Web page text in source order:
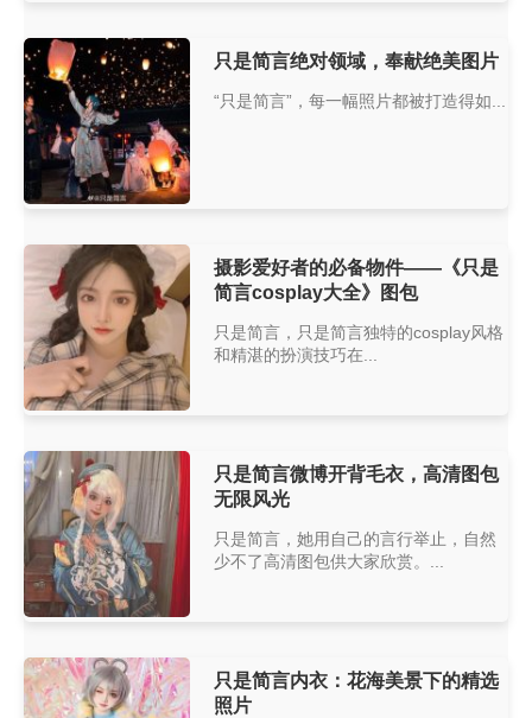
只是简言绝对领域，奉献绝美图片
“只是简言”，每一幅照片都被打造得如...
摄影爱好者的必备物件——《只是
简言cosplay大全》图包
只是简言，只是简言独特的cosplay风格
和精湛的扮演技巧在...
只是简言微博开背毛衣，高清图包
无限风光
只是简言，她用自己的言行举止，自然
少不了高清图包供大家欣赏。...
只是简言内衣：花海美景下的精选
照片